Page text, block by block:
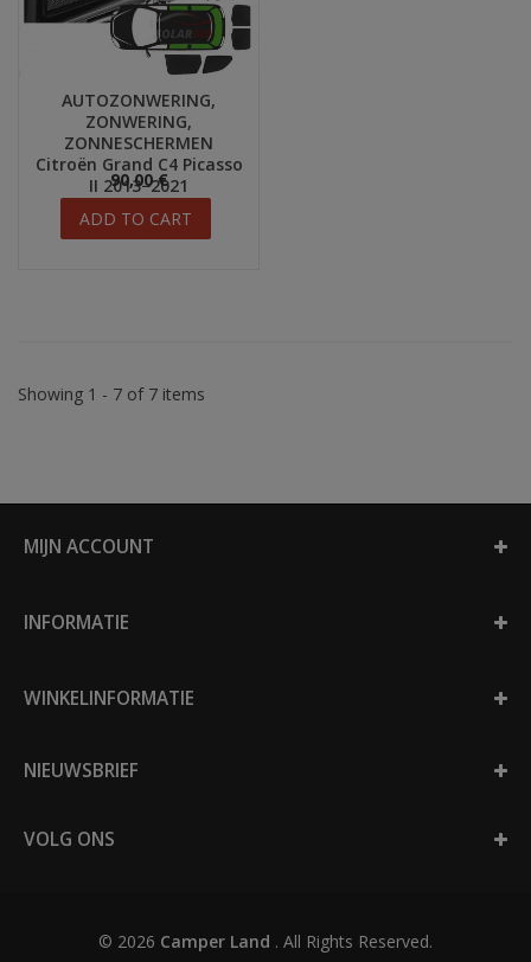
AUTOZONWERING,
ZONWERING,
ZONNESCHERMEN
Citroën Grand C4 Picasso
II 2013−2021
90,00 €
ADD TO CART
Showing 1 - 7 of 7 items
MIJN ACCOUNT
INFORMATIE
WINKELINFORMATIE
NIEUWSBRIEF
VOLG ONS
© 2026 Camper Land . All Rights Reserved.